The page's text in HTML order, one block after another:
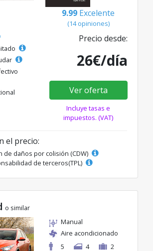
9.99 Excelente
(14 opiniones)
Precio desde:
26€/día
Ver oferta
Incluye tasas e
impuestos. (VAT)
el precio:
de daños por colisión (CDW)
de terceros(TPL)
o similar
Manual
Aire acondicionado
5
4 2